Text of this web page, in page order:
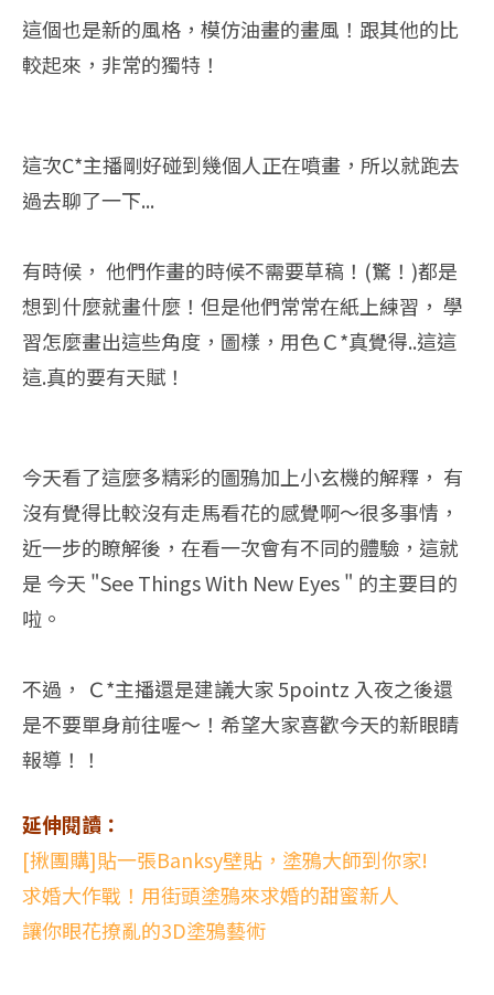
這個也是新的風格，模仿油畫的畫風！跟其他的比
較起來，非常的獨特！
這次C*主播剛好碰到幾個人正在噴畫，所以就跑去
過去聊了一下...
有時候， 他們作畫的時候不需要草稿！(驚！)都是
想到什麼就畫什麼！但是他們常常在紙上練習， 學
習怎麼畫出這些角度，圖樣，用色Ｃ*真覺得..這這
這.真的要有天賦！
今天看了這麼多精彩的圖鴉加上小玄機的解釋， 有
沒有覺得比較沒有走馬看花的感覺啊～很多事情，
近一步的瞭解後，在看一次會有不同的體驗，這就
是 今天 "See Things With New Eyes " 的主要目的
啦。
不過， Ｃ*主播還是建議大家 5pointz 入夜之後還
是不要單身前往喔～！希望大家喜歡今天的新眼睛
報導！！
延伸閱讀：
[揪團購]貼一張Banksy壁貼，塗鴉大師到你家!
求婚大作戰！用街頭塗鴉來求婚的甜蜜新人
讓你眼花撩亂的3D塗鴉藝術